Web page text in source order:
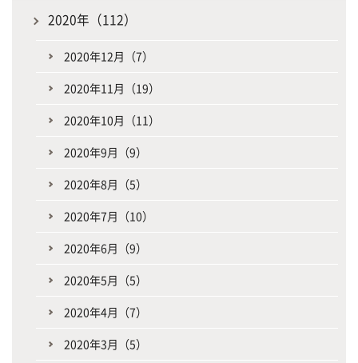
2020年（112）
2020年12月（7）
2020年11月（19）
2020年10月（11）
2020年9月（9）
2020年8月（5）
2020年7月（10）
2020年6月（9）
2020年5月（5）
2020年4月（7）
2020年3月（5）